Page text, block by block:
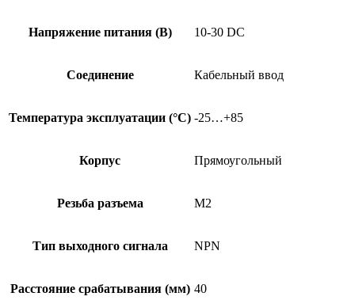
Напряжение питания (В) 10-30 DC
Соединение Кабельный ввод
Температура эксплуатации (°C) -25…+85
Корпус Прямоугольный
Резьба разъема M2
Тип выходного сигнала NPN
Расстояние срабатывания (мм) 40